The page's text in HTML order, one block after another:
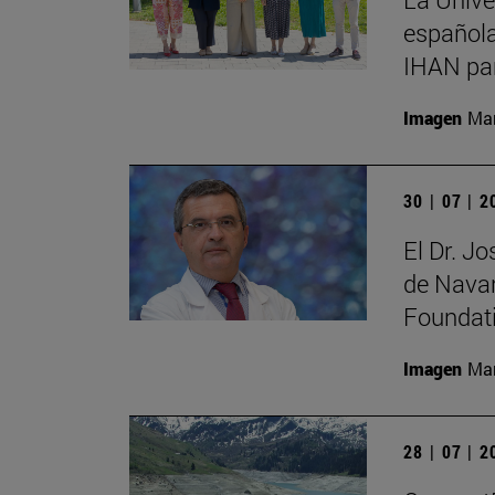
IHAN
Imagen
30 | 07 |
El Dr.
de
Imagen
28 | 07 |